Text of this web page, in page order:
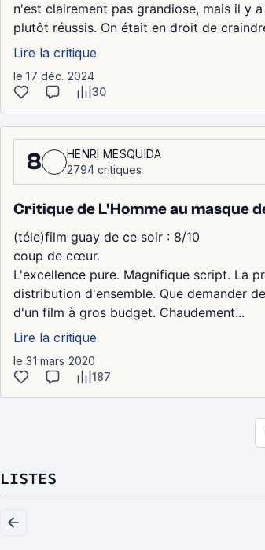
n'est clairement pas grandiose, mais il y
plutôt réussis. On était en droit de
Lire la critique
le 17 déc. 2024
30
8
HENRI MESQUIDA
2794 critiques
Critique de L'Homme au masque
(téle)film guay de ce soir : 8/10
coup de cœur.
L'excellence pure. Magnifique script. La
distribution d'ensemble. Que demander
d'un film à gros budget. Chaudement...
Lire la critique
le 31 mars 2020
187
LISTES